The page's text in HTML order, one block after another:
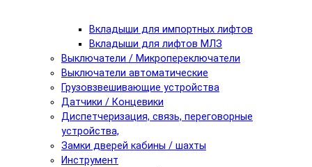
Вкладыши для импортных лифтов
Вкладыши для лифтов МЛЗ
Выключатели / Микропереключатели
Выключатели автоматические
Грузовзвешивающие устройства
Датчики / Концевики
Диспетчеризация, связь, переговорные
устройства,
Замки дверей кабины / шахты
Инструмент